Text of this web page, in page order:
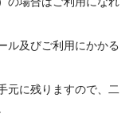
ル及びご利用にかかる
元に残りますので、二